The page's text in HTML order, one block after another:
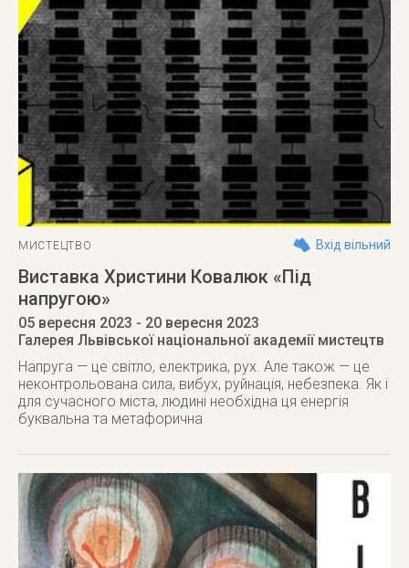
МИСТЕЦТВО Вхід вільний
Виставка Христини Ковалюк «Під
напругою»
05 вересня 2023 - 20 вересня 2023
Галерея Львівської національної академії мистецтв
Напруга — це світло, електрика, рух. Але також — це
неконтрольована сила, вибух, руйнація, небезпека. Як і
для сучасного міста, людині необхідна ця енергія
буквальна та метафорична